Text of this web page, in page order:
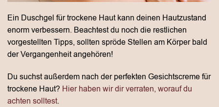
Ein Duschgel für trockene Haut kann deinen Hautzustand
enorm verbessern. Beachtest du noch die restlichen
vorgestellten Tipps, sollten spröde Stellen am Körper bald
der Vergangenheit angehören!
Du suchst außerdem nach der perfekten Gesichtscreme für
trockene Haut? Hier haben wir dir verraten, worauf du
achten solltest.